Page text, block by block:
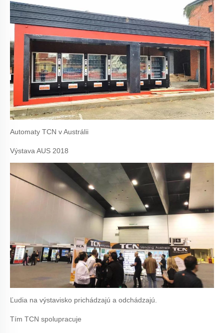
Automaty TCN v Austrálii
Výstava AUS 2018
Ľudia na výstavisko prichádzajú a odchádzajú.
Tím TCN spolupracuje